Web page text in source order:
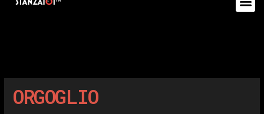
ORGOGLIO